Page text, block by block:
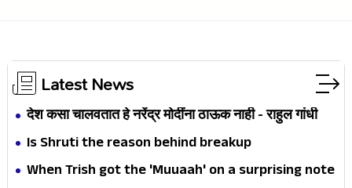
Latest News
देश कसा चालवतात हे नरेंद्र मोदींना ठाऊक नाही - राहुल गांधी
Is Shruti the reason behind breakup
When Trish got the 'Muuaah' on a surprising note